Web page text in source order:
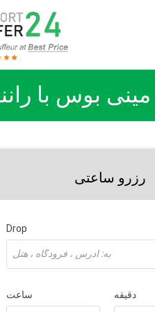
بوس با
رزرو ساعتی
Drop
به: آدرس ، فرودگاه ، هتل
ساعت
دقیقه